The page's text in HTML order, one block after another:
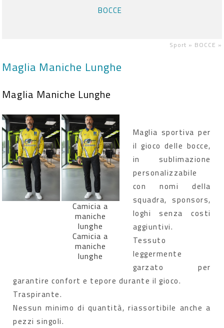
BOCCE
Sport » BOCCE »
Maglia Maniche Lunghe
Maglia Maniche Lunghe
Camicia a
maniche
lunghe
Camicia a
maniche
lunghe
Maglia sportiva per
il gioco delle bocce,
in sublimazione
personalizzabile
con nomi della
squadra, sponsors,
loghi senza costi
aggiuntivi.
Tessuto
leggermente
garzato per
garantire confort e tepore durante il gioco.
Traspirante.
Nessun minimo di quantità, riassortibile anche a
pezzi singoli.